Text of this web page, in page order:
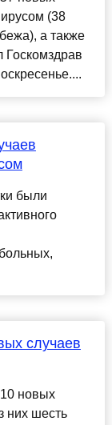
(38
а также
были
случаев
новых
них шесть